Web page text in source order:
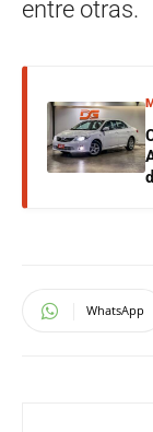
entre otras.
WhatsApp